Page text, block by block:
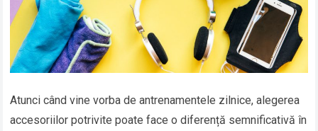
Atunci când vine vorba de antrenamentele zilnice, alegerea
accesoriilor potrivite poate face o diferență semnificativă în